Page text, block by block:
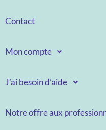
Contact
Mon compte
J’ai besoin d’aide
Notre offre aux